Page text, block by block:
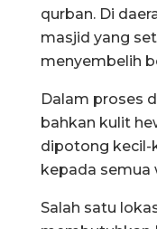
qurban. Di
masjid yang
menyembelih
Dalam proses
bahkan kulit
dipotong kecil-
kepada semua
Salah satu